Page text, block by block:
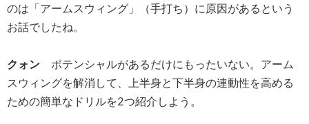
のは「アームスウィング」（手打ち）に原因があるという
お話でしたね。
クォン ポテンシャルがあるだけにもったいない。アーム
スウィングを解消して、上半身と下半身の連動性を高める
ための簡単なドリルを2つ紹介しよう。